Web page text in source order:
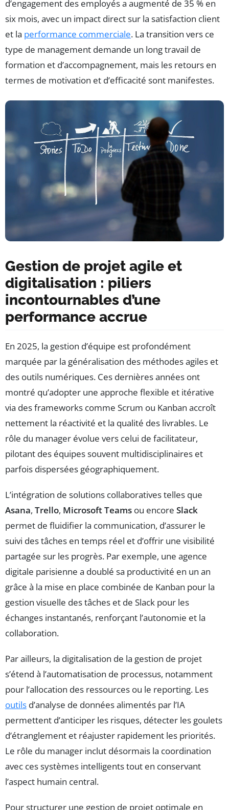
d’engagement des employés a augmenté de 35 % en
six mois, avec un impact direct sur la satisfaction client
et la performance commerciale. La transition vers ce
type de management demande un long travail de
formation et d’accompagnement, mais les retours en
termes de motivation et d’efficacité sont manifestes.
Gestion de projet agile et
digitalisation : piliers
incontournables d’une
performance accrue
En 2025, la gestion d’équipe est profondément
marquée par la généralisation des méthodes agiles et
des outils numériques. Ces dernières années ont
montré qu’adopter une approche flexible et itérative
via des frameworks comme Scrum ou Kanban accroît
nettement la réactivité et la qualité des livrables. Le
rôle du manager évolue vers celui de facilitateur,
pilotant des équipes souvent multidisciplinaires et
parfois dispersées géographiquement.
L’intégration de solutions collaboratives telles que
Asana, Trello, Microsoft Teams ou encore Slack
permet de fluidifier la communication, d’assurer le
suivi des tâches en temps réel et d’offrir une visibilité
partagée sur les progrès. Par exemple, une agence
digitale parisienne a doublé sa productivité en un an
grâce à la mise en place combinée de Kanban pour la
gestion visuelle des tâches et de Slack pour les
échanges instantanés, renforçant l’autonomie et la
collaboration.
Par ailleurs, la digitalisation de la gestion de projet
s’étend à l’automatisation de processus, notamment
pour l’allocation des ressources ou le reporting. Les
outils d’analyse de données alimentés par l’IA
permettent d’anticiper les risques, détecter les goulets
d’étranglement et réajuster rapidement les priorités.
Le rôle du manager inclut désormais la coordination
avec ces systèmes intelligents tout en conservant
l’aspect humain central.
Pour structurer une gestion de projet optimale en